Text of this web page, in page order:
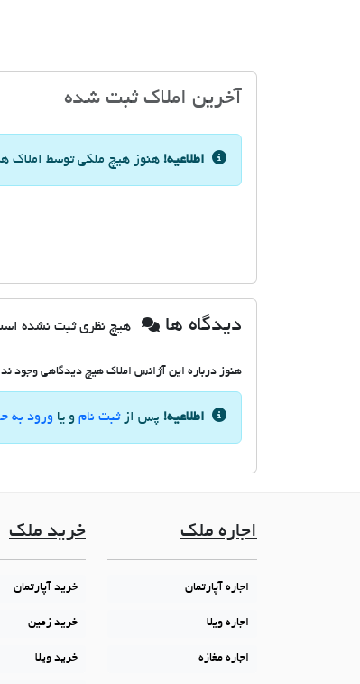
آخرین املاک ثبت شده
اطلاعیه! هنوز هیچ ملکی توسط املاک
دیدگاه ها هیچ نظری ثبت نشده
هنوز درباره این آژانس املاک هیچ دیدگاهی وجود
اطلاعیه! پس ازثبت نام و یا ورود به
اجاره ملک
اجاره آپارتمان
اجاره ویلا
اجاره مغازه
خرید ملک
خرید آپارتمان
خرید زمین
خرید ویلا